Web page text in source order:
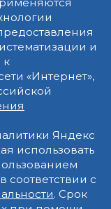
и
к
«Интернет»,
Яндекс
использовать
соответствии с
. Срок